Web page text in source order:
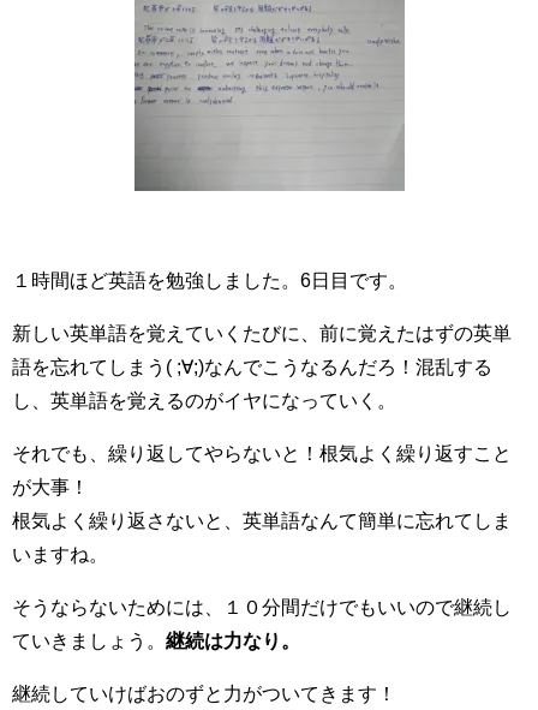
１時間ほど英語を勉強しました。6日目です。
新しい英単語を覚えていくたびに、前に覚えたはずの英単
語を忘れてしまう( ;∀;)なんでこうなるんだろ！混乱する
し、英単語を覚えるのがイヤになっていく。
それでも、繰り返してやらないと！根気よく繰り返すこと
が大事！
根気よく繰り返さないと、英単語なんて簡単に忘れてしま
いますね。
そうならないためには、１０分間だけでもいいので継続し
ていきましょう。 継続は力なり。
継続していけばおのずと力がついてきます！